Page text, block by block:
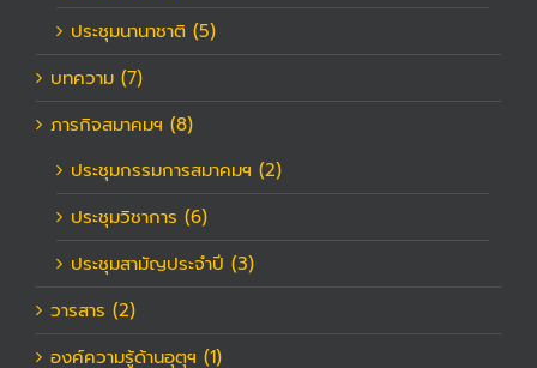
ประชุมนานาชาติ (5)
บทความ (7)
ภารกิจสมาคมฯ (8)
ประชุมกรรมการสมาคมฯ (2)
ประชุมวิชาการ (6)
ประชุมสามัญประจำปี (3)
วารสาร (2)
องค์ความรู้ด้านอุตุฯ (1)